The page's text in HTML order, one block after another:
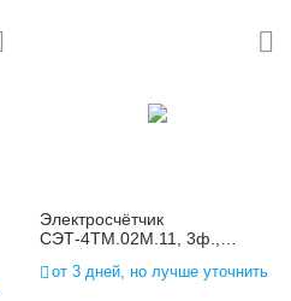
Электросчётчик
СЭТ-4ТМ.02М.11, 3ф.,
230)/(208-400), 5(10)
от 3 дней, но лучше уточнить